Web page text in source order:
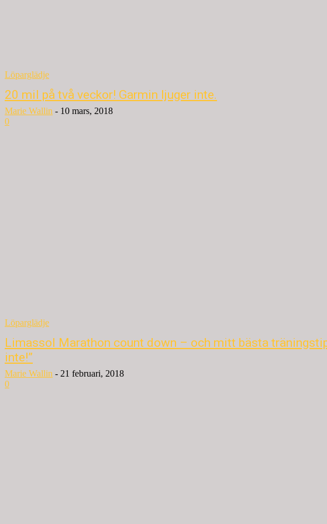
Löparglädje
20 mil på två veckor! Garmin ljuger inte.
Marie Wallin - 10 mars, 2018
0
Löparglädje
Limassol Marathon count down – och mitt bästa
inte!”
Marie Wallin - 21 februari, 2018
0